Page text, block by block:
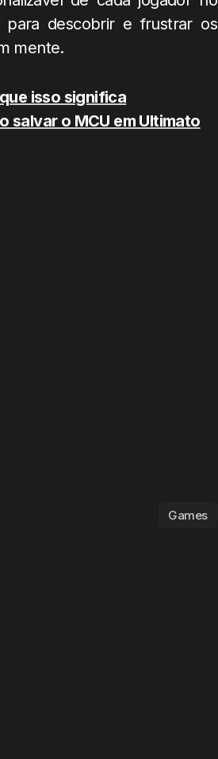
para descobrir e frustrar os
mente.
isso significa
salvar o MCU em Ultimato
Games